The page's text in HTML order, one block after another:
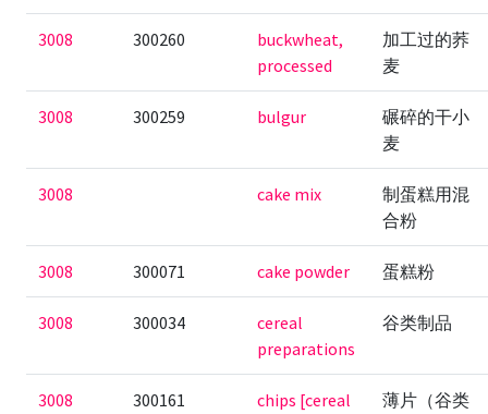
3008 300260
buckwheat,
processed
加工过的荞
麦
3008 300259 bulgur
碾碎的干小
麦
3008 cake mix
制蛋糕用混
合粉
3008 300071 cake powder 蛋糕粉
3008 300034
cereal
preparations
谷类制品
3008 300161
chips [cereal
薄片（谷类